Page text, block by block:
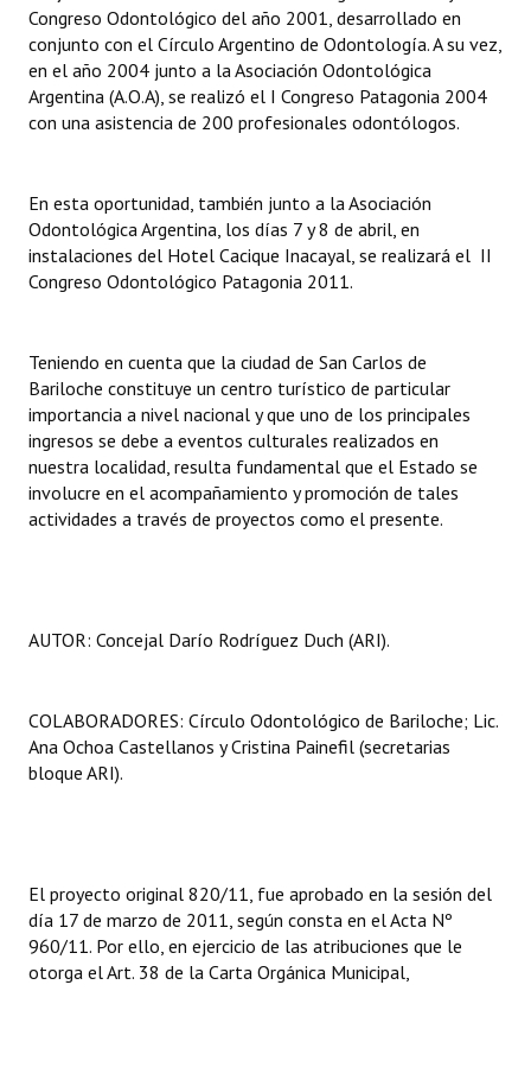
Huéspedes de Honor - Registro
Antiguos Pobladores - Registro
Reconocimientos - Registro
Entrega de distinciones
REFORMA DE LA CARTA ORGÁNICA
Congreso Odontológico del año 2001, desarrollado en
conjunto con el Círculo Argentino de Odontología. A su vez,
en el año 2004 junto a la Asociación Odontológica
Argentina (A.O.A), se realizó el I Congreso Patagonia 2004
con una asistencia de 200 profesionales odontólogos.
En esta oportunidad, también junto a la Asociación
Odontológica Argentina, los días 7 y 8 de abril, en
instalaciones del Hotel Cacique Inacayal, se realizará el II
Congreso Odontológico Patagonia 2011.
Teniendo en cuenta que la ciudad de San Carlos de
Bariloche constituye un centro turístico de particular
importancia a nivel nacional y que uno de los principales
ingresos se debe a eventos culturales realizados en
nuestra localidad, resulta fundamental que el Estado se
involucre en el acompañamiento y promoción de tales
actividades a través de proyectos como el presente.
AUTOR: Concejal Darío Rodríguez Duch (ARI).
COLABORADORES: Círculo Odontológico de Bariloche; Lic.
Ana Ochoa Castellanos y Cristina Painefil (secretarias
bloque ARI).
El proyecto original 820/11, fue aprobado en la sesión del
día 17 de marzo de 2011, según consta en el Acta Nº
960/11. Por ello, en ejercicio de las atribuciones que le
otorga el Art. 38 de la Carta Orgánica Municipal,